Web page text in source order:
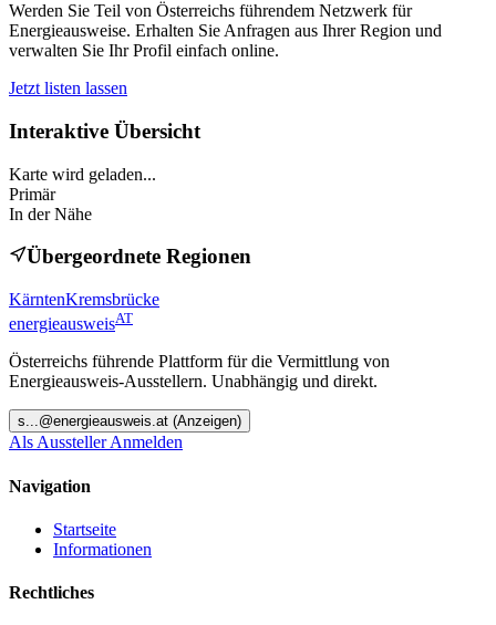
Werden Sie Teil von Österreichs führendem Netzwerk für
Energieausweise. Erhalten Sie Anfragen aus Ihrer Region und
verwalten Sie Ihr Profil einfach online.
Jetzt listen lassen
Interaktive Übersicht
Karte wird geladen...
Primär
In der Nähe
Übergeordnete Regionen
KärntenKremsbrücke
energieausweisAT
Österreichs führende Plattform für die Vermittlung von
Energieausweis-Ausstellern. Unabhängig und direkt.
s...@energieausweis.at (Anzeigen)
Als Aussteller Anmelden
Navigation
Startseite
Informationen
Rechtliches